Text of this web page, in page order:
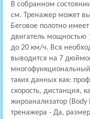
В собранном
см. Тренажер может
Беговое полотно
двигатель мощностью
до 20 км/ч. Вся
выводится на 7
многофункциональный
таких данных как:
скорость, дистанция,
жироанализатор
тренажера - Да,